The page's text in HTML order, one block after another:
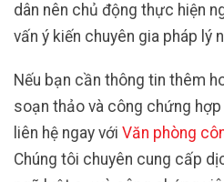
dân nên chủ động thực hiện
vấn ý kiến chuyên gia pháp lý
Nếu bạn cần thông tin thêm
soạn thảo và công chứng
liên hệ ngay với Văn phòng
Chúng tôi chuyên cung cấp